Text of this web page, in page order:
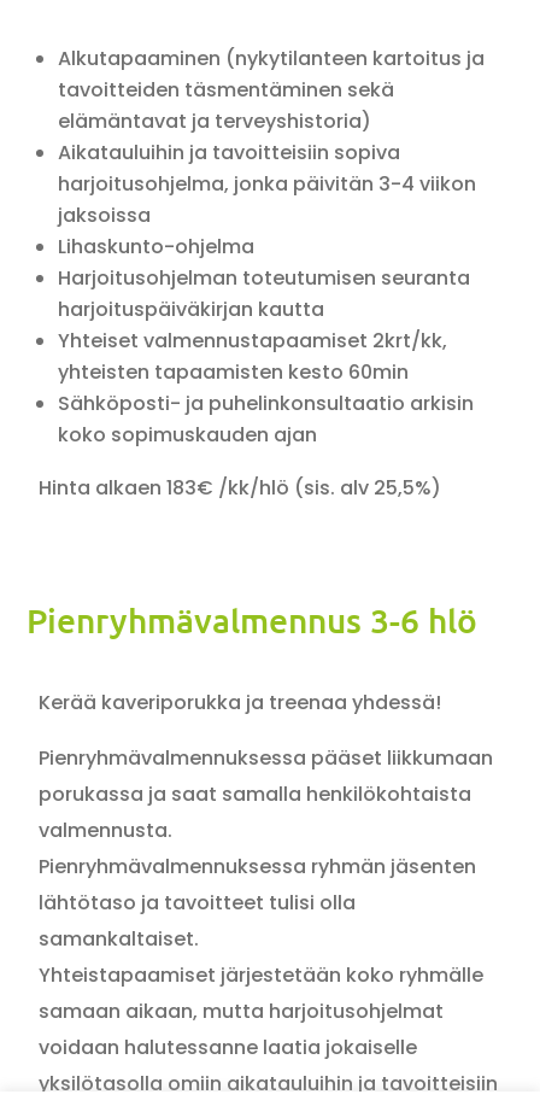
Alkutapaaminen (nykytilanteen kartoitus ja
tavoitteiden täsmentäminen sekä
elämäntavat ja terveyshistoria)
Aikatauluihin ja tavoitteisiin sopiva
harjoitusohjelma, jonka päivitän 3-4 viikon
jaksoissa
Lihaskunto-ohjelma
Harjoitusohjelman toteutumisen seuranta
harjoituspäiväkirjan kautta
Yhteiset valmennustapaamiset 2krt/kk,
yhteisten tapaamisten kesto 60min
Sähköposti- ja puhelinkonsultaatio arkisin
koko sopimuskauden ajan
Hinta alkaen 183€ /kk/hlö (sis. alv 25,5%)
Pienryhmävalmennus 3-6 hlö
Kerää kaveriporukka ja treenaa yhdessä!
Pienryhmävalmennuksessa pääset liikkumaan
porukassa ja saat samalla henkilökohtaista
valmennusta.
Pienryhmävalmennuksessa ryhmän jäsenten
lähtötaso ja tavoitteet tulisi olla
samankaltaiset.
Yhteistapaamiset järjestetään koko ryhmälle
samaan aikaan, mutta harjoitusohjelmat
voidaan halutessanne laatia jokaiselle
yksilötasolla omiin aikatauluihin ja tavoitteisiin